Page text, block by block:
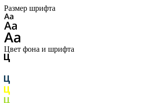
Размер шрифта
Цвет фона и шрифта